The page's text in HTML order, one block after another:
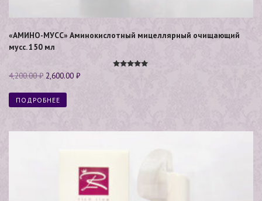
«АМИНО-МУСС» Аминокислотный мицеллярный очищающий
мусс. 150 мл
4,200.00₽ 2,600.00 ₽
ПОДРОБНЕЕ